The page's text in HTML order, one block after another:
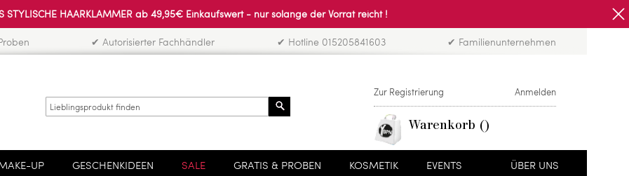
STYLISCHE HAARKLAMMER ab 49,95€ Einkaufswert - nur solange der Vorrat reicht !
✔ Autorisierter Fachhändler ✔ Hotline 015205841603 ✔ Familienunternehmen
Zur Registrierung Anmelden
Warenkorb
UP GESCHENKIDEEN SALE GRATIS & PROBEN KOSMETIK EVENTS ÜBER UNS